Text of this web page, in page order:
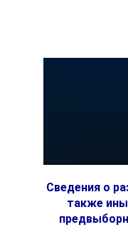
Сведения о
также